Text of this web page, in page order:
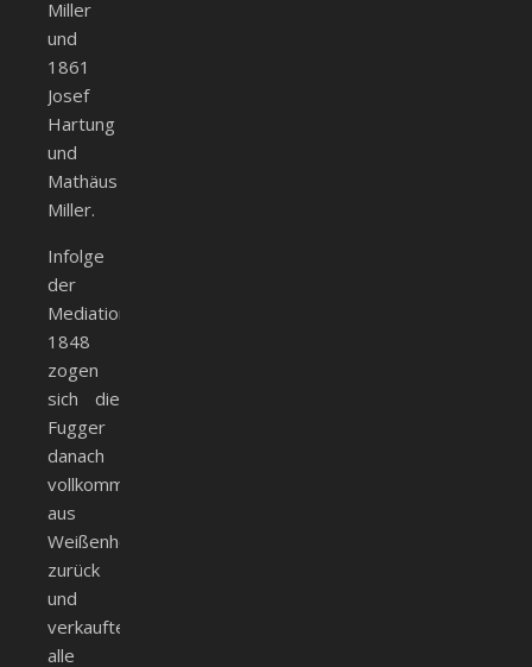
Miller
und
1861
Josef
Hartung
und
Mathäus
Miller.
Infolge
der
Mediation
1848
zogen
sich die
Fugger
danach
vollkommen
aus
Weißenhorn
zurück
und
verkauften
alle